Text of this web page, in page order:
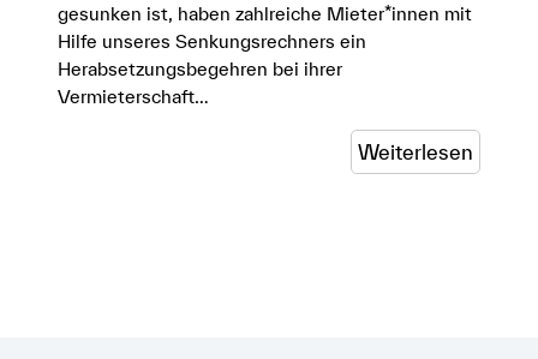
gesunken ist, haben zahlreiche Mieter*innen mit
Hilfe unseres Senkungsrechners ein
Herabsetzungsbegehren bei ihrer
Vermieterschaft…
Weiterlesen